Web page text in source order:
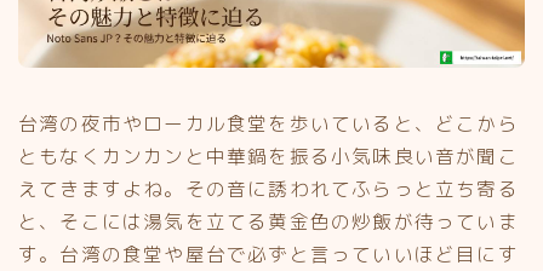
台湾の夜市やローカル食堂を歩いていると、どこから
ともなくカンカンと中華鍋を振る小気味良い音が聞こ
えてきますよね。その音に誘われてふらっと立ち寄る
と、そこには湯気を立てる黄金色の炒飯が待っていま
す。台湾の食堂や屋台で必ずと言っていいほど目にす